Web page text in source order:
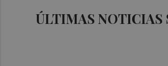
ÚLTIMAS NOTICIAS